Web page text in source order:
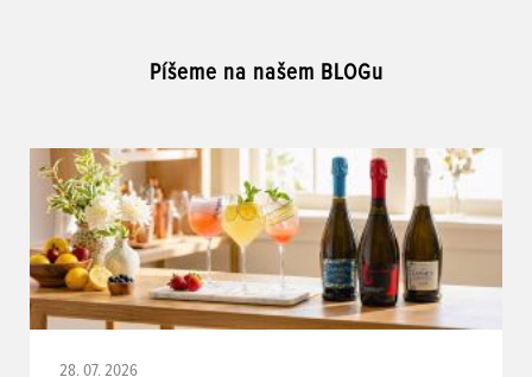
Píšeme na našem BLOGu
28. 07. 2026